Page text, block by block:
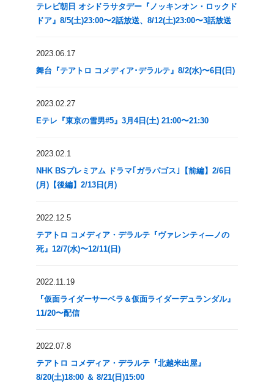
テレビ朝日 オシドラサタデー『ノッキンオン・ロックド
ドア』8/5(土)23:00〜2話放送、8/12(土)23:00〜3話放送
2023.06.17
舞台『テアトロ コメディア･デラルテ』8/2(水)〜6日(日)
2023.02.27
Eテレ『東京の雪男#5』3月4日(土) 21:00〜21:30
2023.02.1
NHK BSプレミアム ドラマ｢ガラパゴス｣【前編】2/6日
(月)【後編】2/13日(月)
2022.12.5
テアトロ コメディア・デラルテ『ヴァレンティ―ノの
死』12/7(水)〜12/11(日)
2022.11.19
『仮面ライダーサーベラ＆仮面ライダーデュランダル』
11/20〜配信
2022.07.8
テアトロ コメディア・デラルテ『北越米出屋』
8/20(土)18:00 ＆ 8/21(日)15:00